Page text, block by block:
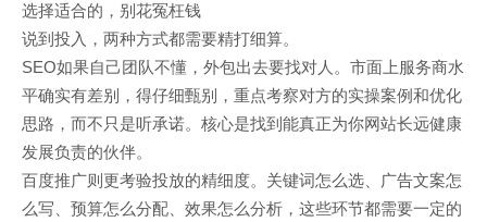
选择适合的，别花冤枉钱
说到投入，两种方式都需要精打细算。
SEO如果自己团队不懂，外包出去要找对人。市面上服务商水
平确实有差别，得仔细甄别，重点考察对方的实操案例和优化
思路，而不只是听承诺。核心是找到能真正为你网站长远健康
发展负责的伙伴。
百度推广则更考验投放的精细度。关键词怎么选、广告文案怎
么写、预算怎么分配、效果怎么分析，这些环节都需要一定的